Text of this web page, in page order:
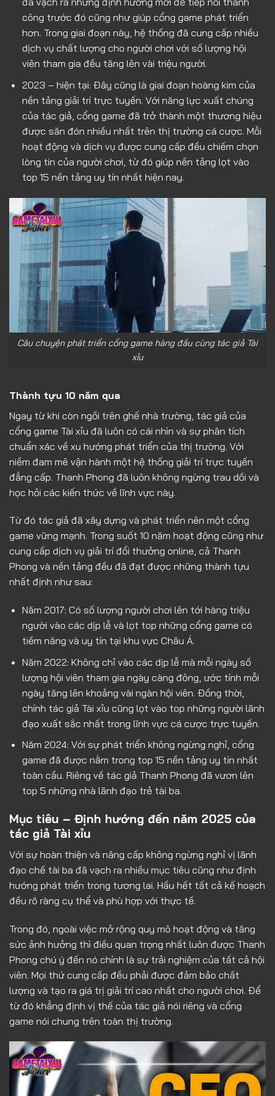
công trước đó cũng như giúp cổng game phát triển
hơn. Trong giai đoạn này, hệ thống đã cung cấp nhiều
dịch vụ chất lượng cho người chơi với số lượng hội
viên tham gia đều tăng lên vài triệu người.
2023 – hiện tại: Đây cũng là giai đoạn hoàng kim của
nền tảng giải trí trực tuyến. Với năng lực xuất chúng
của tác giả, cổng game đã trở thành một thương hiệu
được săn đón nhiều nhất trên thị trường cá cược. Mỗi
hoạt động và dịch vụ được cung cấp đều chiếm chọn
lòng tin của người chơi, từ đó giúp nền tảng lọt vào
top 15 nền tảng uy tín nhất hiện nay.
Câu chuyện phát triển cổng game hàng đầu cùng tác giả Tài
xỉu
Thành tựu 10 năm qua
Ngay từ khi còn ngồi trên ghế nhà trường, tác giả của
cổng game Tài xỉu đã luôn có cái nhìn và sự phân tích
chuẩn xác về xu hướng phát triển của thị trường. Với
niềm đam mê vận hành một hệ thống giải trí trực tuyến
đẳng cấp. Thanh Phong đã luôn không ngừng trau dồi và
học hỏi các kiến thức về lĩnh vực này.
Từ đó tác giả đã xây dựng và phát triển nên một cổng
game vững mạnh. Trong suốt 10 năm hoạt động cũng như
cung cấp dịch vụ giải trí đổi thưởng online, cả Thanh
Phong và nền tảng đều đã đạt được những thành tựu
nhất định như sau:
Năm 2017: Có số lượng người chơi lên tới hàng triệu
người vào các dịp lễ và lọt top những cổng game có
tiềm năng và uy tín tại khu vực Châu Á.
Năm 2022: Không chỉ vào các dịp lễ mà mỗi ngày số
lượng hội viên tham gia ngày càng đông, ước tính mỗi
ngày tăng lên khoảng vài ngàn hội viên. Đồng thời,
chính tác giả Tài xỉu cũng lọt vào top những người lãnh
đạo xuất sắc nhất trong lĩnh vực cá cược trực tuyến.
Năm 2024: Với sự phát triển không ngừng nghỉ, cổng
game đã được nằm trong top 15 nền tảng uy tín nhất
toàn cầu. Riêng về tác giả Thanh Phong đã vươn lên
top 5 những nhà lãnh đạo trẻ tài ba.
Mục tiêu – Định hướng đến năm 2025 của
tác giả Tài xỉu
Với sự hoàn thiện và nâng cấp không ngừng nghỉ vị lãnh
đạo chế tài ba đã vạch ra nhiều mục tiêu cũng như định
hướng phát triển trong tương lai. Hầu hết tất cả kế hoạch
đều rõ ràng cụ thể và phù hợp với thực tế.
Trong đó, ngoài việc mở rộng quy mô hoạt động và tăng
sức ảnh hưởng thì điều quan trọng nhất luôn được Thanh
Phong chú ý đến nó chính là sự trải nghiệm của tất cả hội
viên. Mọi thứ cung cấp đều phải được đảm bảo chất
lượng và tạo ra giá trị giải trí cao nhất cho người chơi. Để
từ đó khẳng định vị thế của tác giả nói riêng và cổng
game nói chung trên toàn thị trường.